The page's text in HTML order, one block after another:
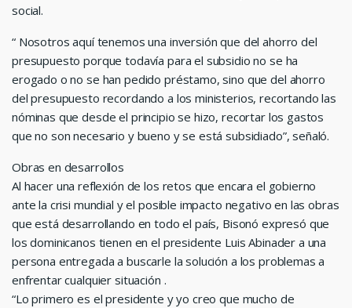
social.
“ Nosotros aquí tenemos una inversión que del ahorro del
presupuesto porque todavía para el subsidio no se ha
erogado o no se han pedido préstamo, sino que del ahorro
del presupuesto recordando a los ministerios, recortando las
nóminas que desde el principio se hizo, recortar los gastos
que no son necesario y bueno y se está subsidiado”, señaló.
Obras en desarrollos
Al hacer una reflexión de los retos que encara el gobierno
ante la crisi mundial y el posible impacto negativo en las obras
que está desarrollando en todo el país, Bisonó expresó que
los dominicanos tienen en el presidente Luis Abinader a una
persona entregada a buscarle la solución a los problemas a
enfrentar cualquier situación .
“Lo primero es el presidente y yo creo que mucho de